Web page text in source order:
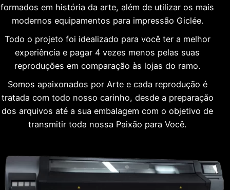
formados em história da arte, além de utilizar os mais
modernos equipamentos para impressão Giclée.
Todo o projeto foi idealizado para você ter a melhor
experiência e pagar 4 vezes menos pelas suas
reproduções em comparação às lojas do ramo.
Somos apaixonados por Arte e cada reprodução é
tratada com todo nosso carinho, desde a preparação
dos arquivos até a sua embalagem com o objetivo de
transmitir toda nossa Paixão para Você.